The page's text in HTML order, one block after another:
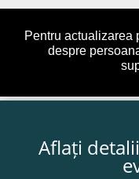
Pentru actualizarea
despre
Aflați